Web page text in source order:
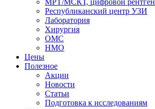
Республиканский центр УЗИ
Лаборатория
Хирургия
ОМС
НМО
Цены
Полезное
Акции
Новости
Статьи
Подготовка к исследованиям